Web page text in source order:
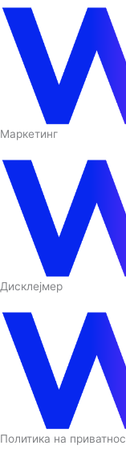
Маркетинг
Дисклејмер
Политика на